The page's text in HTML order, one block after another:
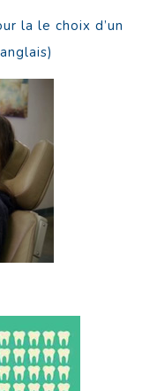
la le choix d’un